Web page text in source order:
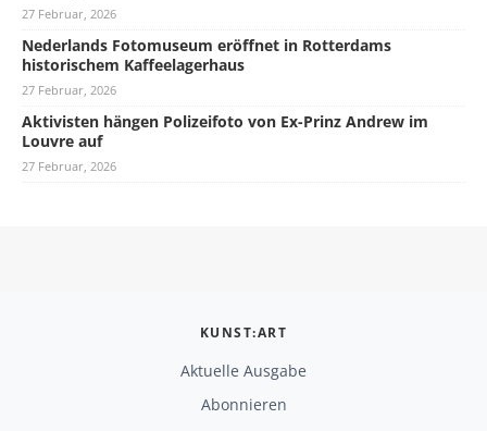
27 Februar, 2026
Nederlands Fotomuseum eröffnet in Rotterdams
historischem Kaffeelagerhaus
27 Februar, 2026
Aktivisten hängen Polizeifoto von Ex-Prinz Andrew im
Louvre auf
27 Februar, 2026
KUNST:ART
Aktuelle Ausgabe
Abonnieren